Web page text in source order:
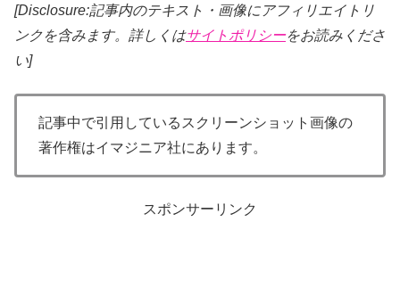
[Disclosure:記事内のテキスト・画像にアフィリエイトリ
ンクを含みます。詳しくはサイトポリシーをお読みくださ
い]
記事中で引用しているスクリーンショット画像の
著作権はイマジニア社にあります。
スポンサーリンク